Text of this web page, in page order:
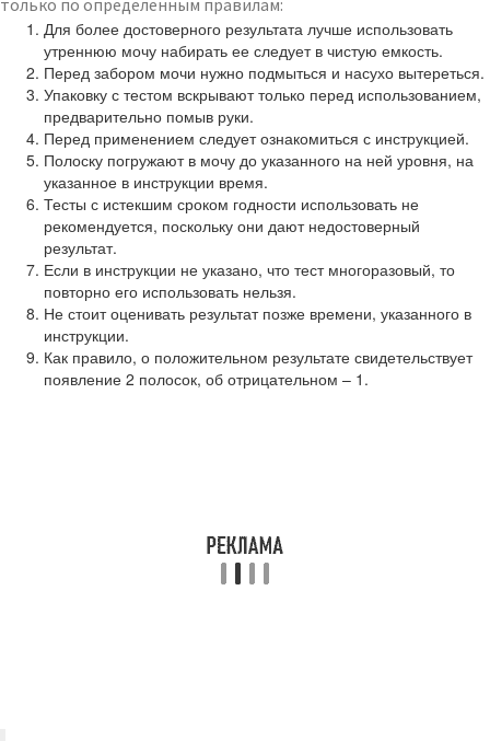
только по определенным правилам:
Для более достоверного результата лучше использовать
утреннюю мочу набирать ее следует в чистую емкость.
Перед забором мочи нужно подмыться и насухо вытереться.
Упаковку с тестом вскрывают только перед использованием,
предварительно помыв руки.
Перед применением следует ознакомиться с инструкцией.
Полоску погружают в мочу до указанного на ней уровня, на
указанное в инструкции время.
Тесты с истекшим сроком годности использовать не
рекомендуется, поскольку они дают недостоверный
результат.
Если в инструкции не указано, что тест многоразовый, то
повторно его использовать нельзя.
Не стоит оценивать результат позже времени, указанного в
инструкции.
Как правило, о положительном результате свидетельствует
появление 2 полосок, об отрицательном – 1.